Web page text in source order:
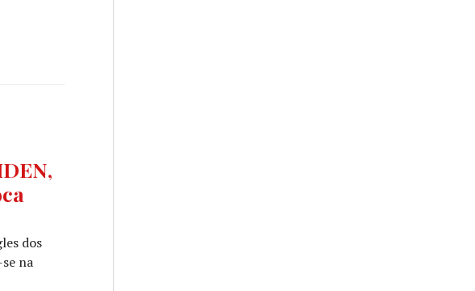
dos
na
IRON MAIDEN, os singles e os lados B da época dourada